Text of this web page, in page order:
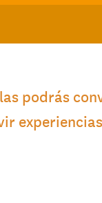
podrás
experiencias